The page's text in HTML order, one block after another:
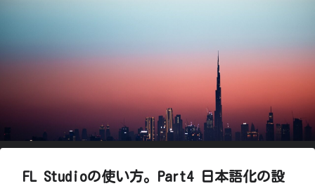
FL Studioの使い方。Part4 日本語化の設